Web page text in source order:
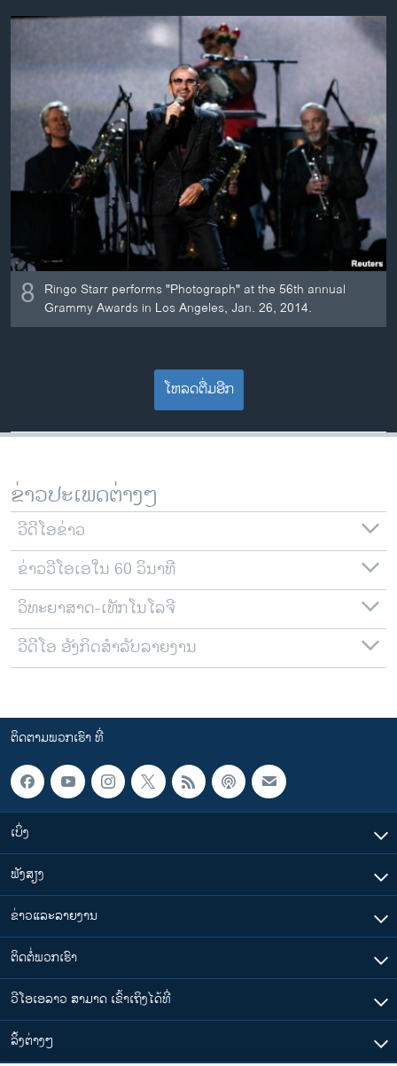
8 Ringo Starr performs "Photograph" at the 56th annual
Grammy Awards in Los Angeles, Jan. 26, 2014.
ໂຫລດຕື່ມອີກ
ຂ່າວປະເພດຕ່າງໆ
ວີດີໂອຂ່າວ
ຂ່າວວີໂອເອໃນ 60 ວິນາທີ
ວິທະຍາສາດ-ເທັກໂນໂລຈີ
ວີດີໂອ ອັງກິດສຳລັບລາຍງານ
ຕິດຕາມພວກເຮົາ ທີ່
ເບິ່ງ
ຟັງສຽງ
ຂ່າວແລະລາຍງານ
ຕິດຕໍ່ພວກເຮົາ
ວີໂອເອລາວ ສາມາດ ເຂົ້າເຖິງໄດ້ທີ່
​ລິ້ງ​ຕ່າງໆ